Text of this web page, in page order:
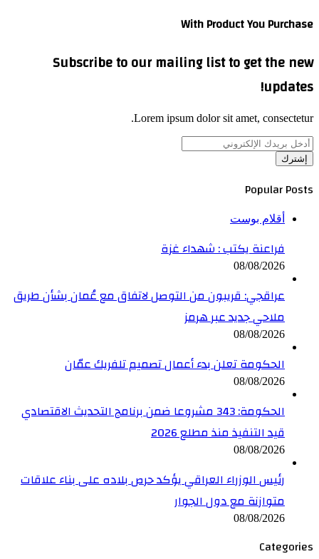
With Product You Purchase
Subscribe to our mailing list to get the new
updates!
Lorem ipsum dolor sit amet, consectetur.
أدخل
بريدك
الإلكتروني
Popular Posts
أقلام بوست
فراعنة يكتب : شهداء غزة
08/08/2026
عراقجي: قريبون من التوصل لاتفاق مع عُمان بشأن طريق
ملاحي جديد عبر هرمز
08/08/2026
الحكومة تعلن بدء أعمال تصميم تلفريك عمّان
08/08/2026
الحكومة: 343 مشروعا ضمن برنامج التحديث الاقتصادي
قيد التنفيذ منذ مطلع 2026
08/08/2026
رئيس الوزراء العراقي يؤكد حرص بلاده على بناء علاقات
متوازنة مع دول الجوار
08/08/2026
Categories